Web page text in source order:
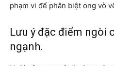
phạm vi để phân biệt ong vò
Lưu ý đặc điểm ngòi
ngạnh.